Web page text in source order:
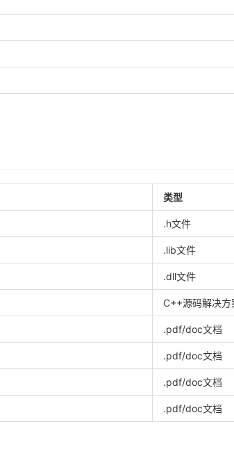
类型
.h文件
.lib文件
.dll文件
C++源码解决方
.pdf/doc文档
.pdf/doc文档
.pdf/doc文档
.pdf/doc文档